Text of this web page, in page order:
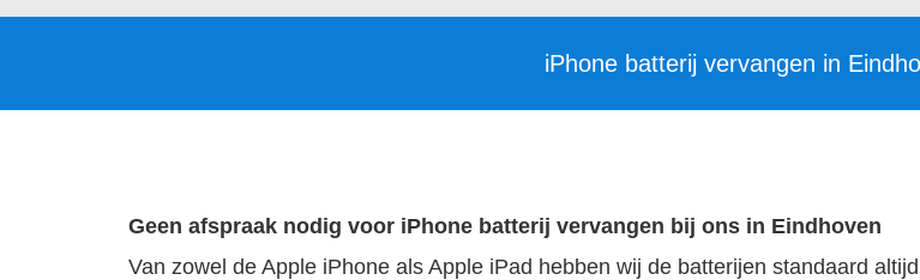
iPhone batterij vervangen in
Geen afspraak nodig voor iPhone batterij vervangen bij ons in Eindhoven
Van zowel de Apple iPhone als Apple iPad hebben wij de batterijen standaard